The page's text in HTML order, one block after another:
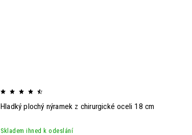
Hladký plochý nýramek z chirurgické oceli 18 cm
Skladem ihned k odeslání